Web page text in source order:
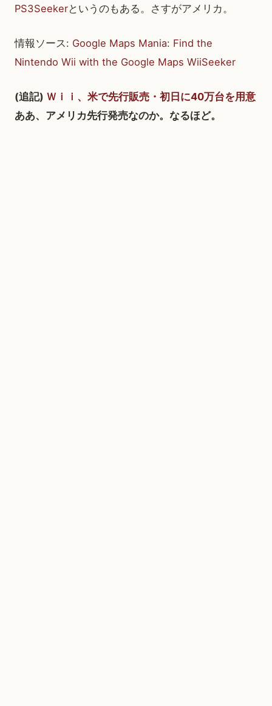
PS3Seekerというのもある。さすがアメリカ。
情報ソース: Google Maps Mania: Find the
Nintendo Wii with the Google Maps WiiSeeker
(追記) Ｗｉｉ、米で先行販売・初日に40万台を用意
ああ、アメリカ先行発売なのか。なるほど。